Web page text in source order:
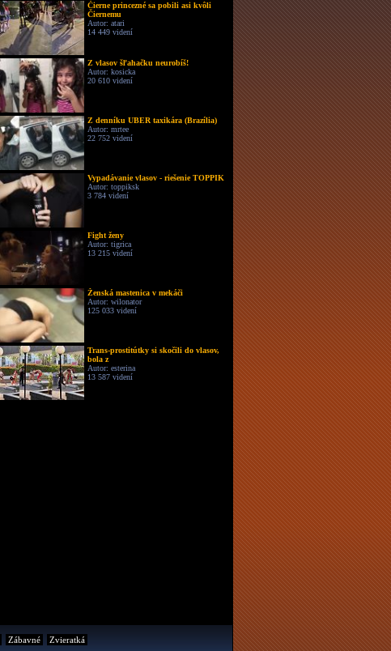
Čierne princezné sa pobili asi kvôli
Čiernemu
Autor: atari
14 449 videní
Z vlasov šľahačku neurobíš!
Autor: kosicka
20 610 videní
Z denníku UBER taxikára (Brazília)
Autor: mrtee
22 752 videní
Vypadávanie vlasov - riešenie TOPPIK
Autor: toppiksk
3 784 videní
Fight ženy
Autor: tigrica
13 215 videní
Ženská mastenica v mekáči
Autor: wilonator
125 033 videní
Trans-prostitútky si skočili do vlasov,
bola z
Autor: esterina
13 587 videní
Zábavné Zvieratká